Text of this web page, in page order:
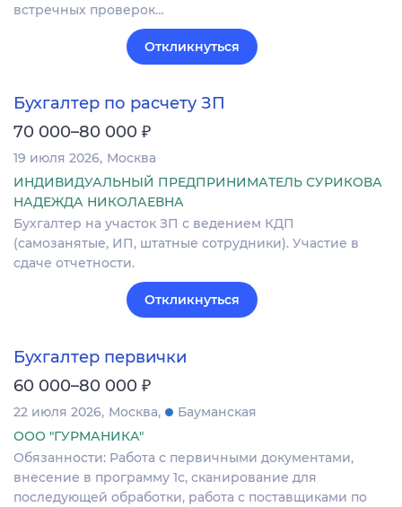
встречных проверок…
Откликнуться
Бухгалтер по расчету ЗП
70 000–80 000 ₽
19 июля 2026 Москва
ИНДИВИДУАЛЬНЫЙ ПРЕДПРИНИМАТЕЛЬ СУРИКОВА
НАДЕЖДА НИКОЛАЕВНА
Бухгалтер на участок ЗП с ведением КДП
(самозанятые, ИП, штатные сотрудники). Участие в
сдаче отчетности.
Откликнуться
Бухгалтер первички
60 000–80 000 ₽
22 июля 2026 Москва
Бауманская
ООО "ГУРМАНИКА"
Обязанности: Работа с первичными документами,
внесение в программу 1с, сканирование для
последующей обработки, работа с поставщиками по